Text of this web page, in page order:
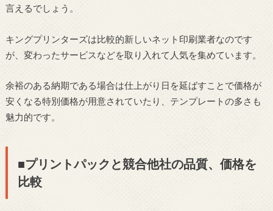
言えるでしょう。
キングプリンターズは比較的新しいネット印刷業者なのです
が、変わったサービスなどを取り入れて人気を集めています。
余裕のある納期である場合は仕上がり日を延ばすことで価格が
安くなる特別価格が用意されていたり、テンプレートの多さも
魅力的です。
■プリントパックと競合他社の品質、価格を
比較